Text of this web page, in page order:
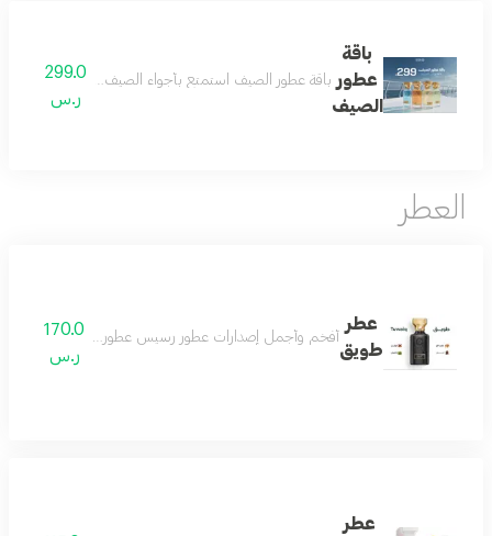
باقة
عطور
الصيف
باقة عطور الصيف استمتع بأجواء الصيف المنعشة مع باقة
299.0
ر.س
العطر
عطر
طويق
أفخم وأجمل إصدارات عطور رسيس عطور النيش الفاخرة
170.0
ر.س
عطر